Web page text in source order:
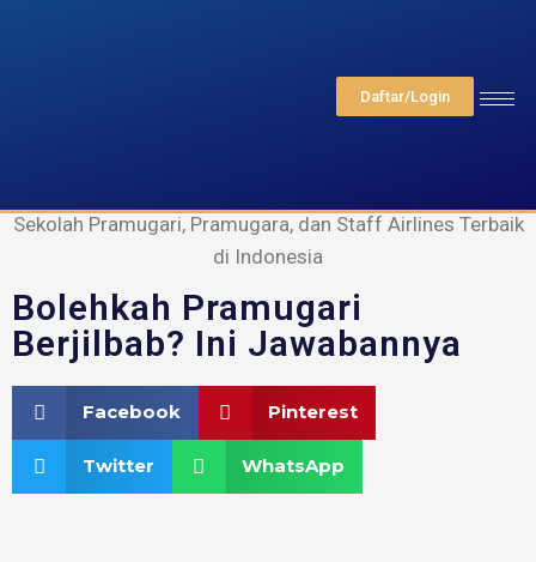
Daftar/Login
Sekolah Pramugari, Pramugara, dan Staff Airlines Terbaik
di Indonesia
Bolehkah Pramugari
Berjilbab? Ini Jawabannya
Facebook Pinterest
Twitter WhatsApp